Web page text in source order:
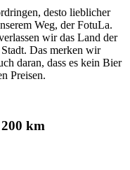
desto lieblicher
Weg, der FotuLa.
wir das Land der
Das merken wir
daran, dass es kein Bier
Preisen.
km